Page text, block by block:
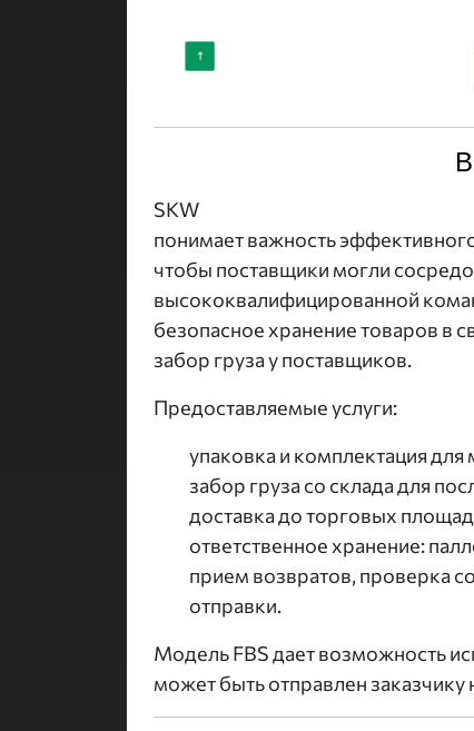
SKW
понимает важность
чтобы поставщики могли
высококвалифицированной
безопасное хранение товаров в
забор груза у поставщиков.
Предоставляемые услуги:
упаковка и комплектация для
забор груза со склада для
доставка до торговых
ответственное хранение:
прием возвратов, проверка
отправки.
Модель FBS дает возможность
может быть отправлен